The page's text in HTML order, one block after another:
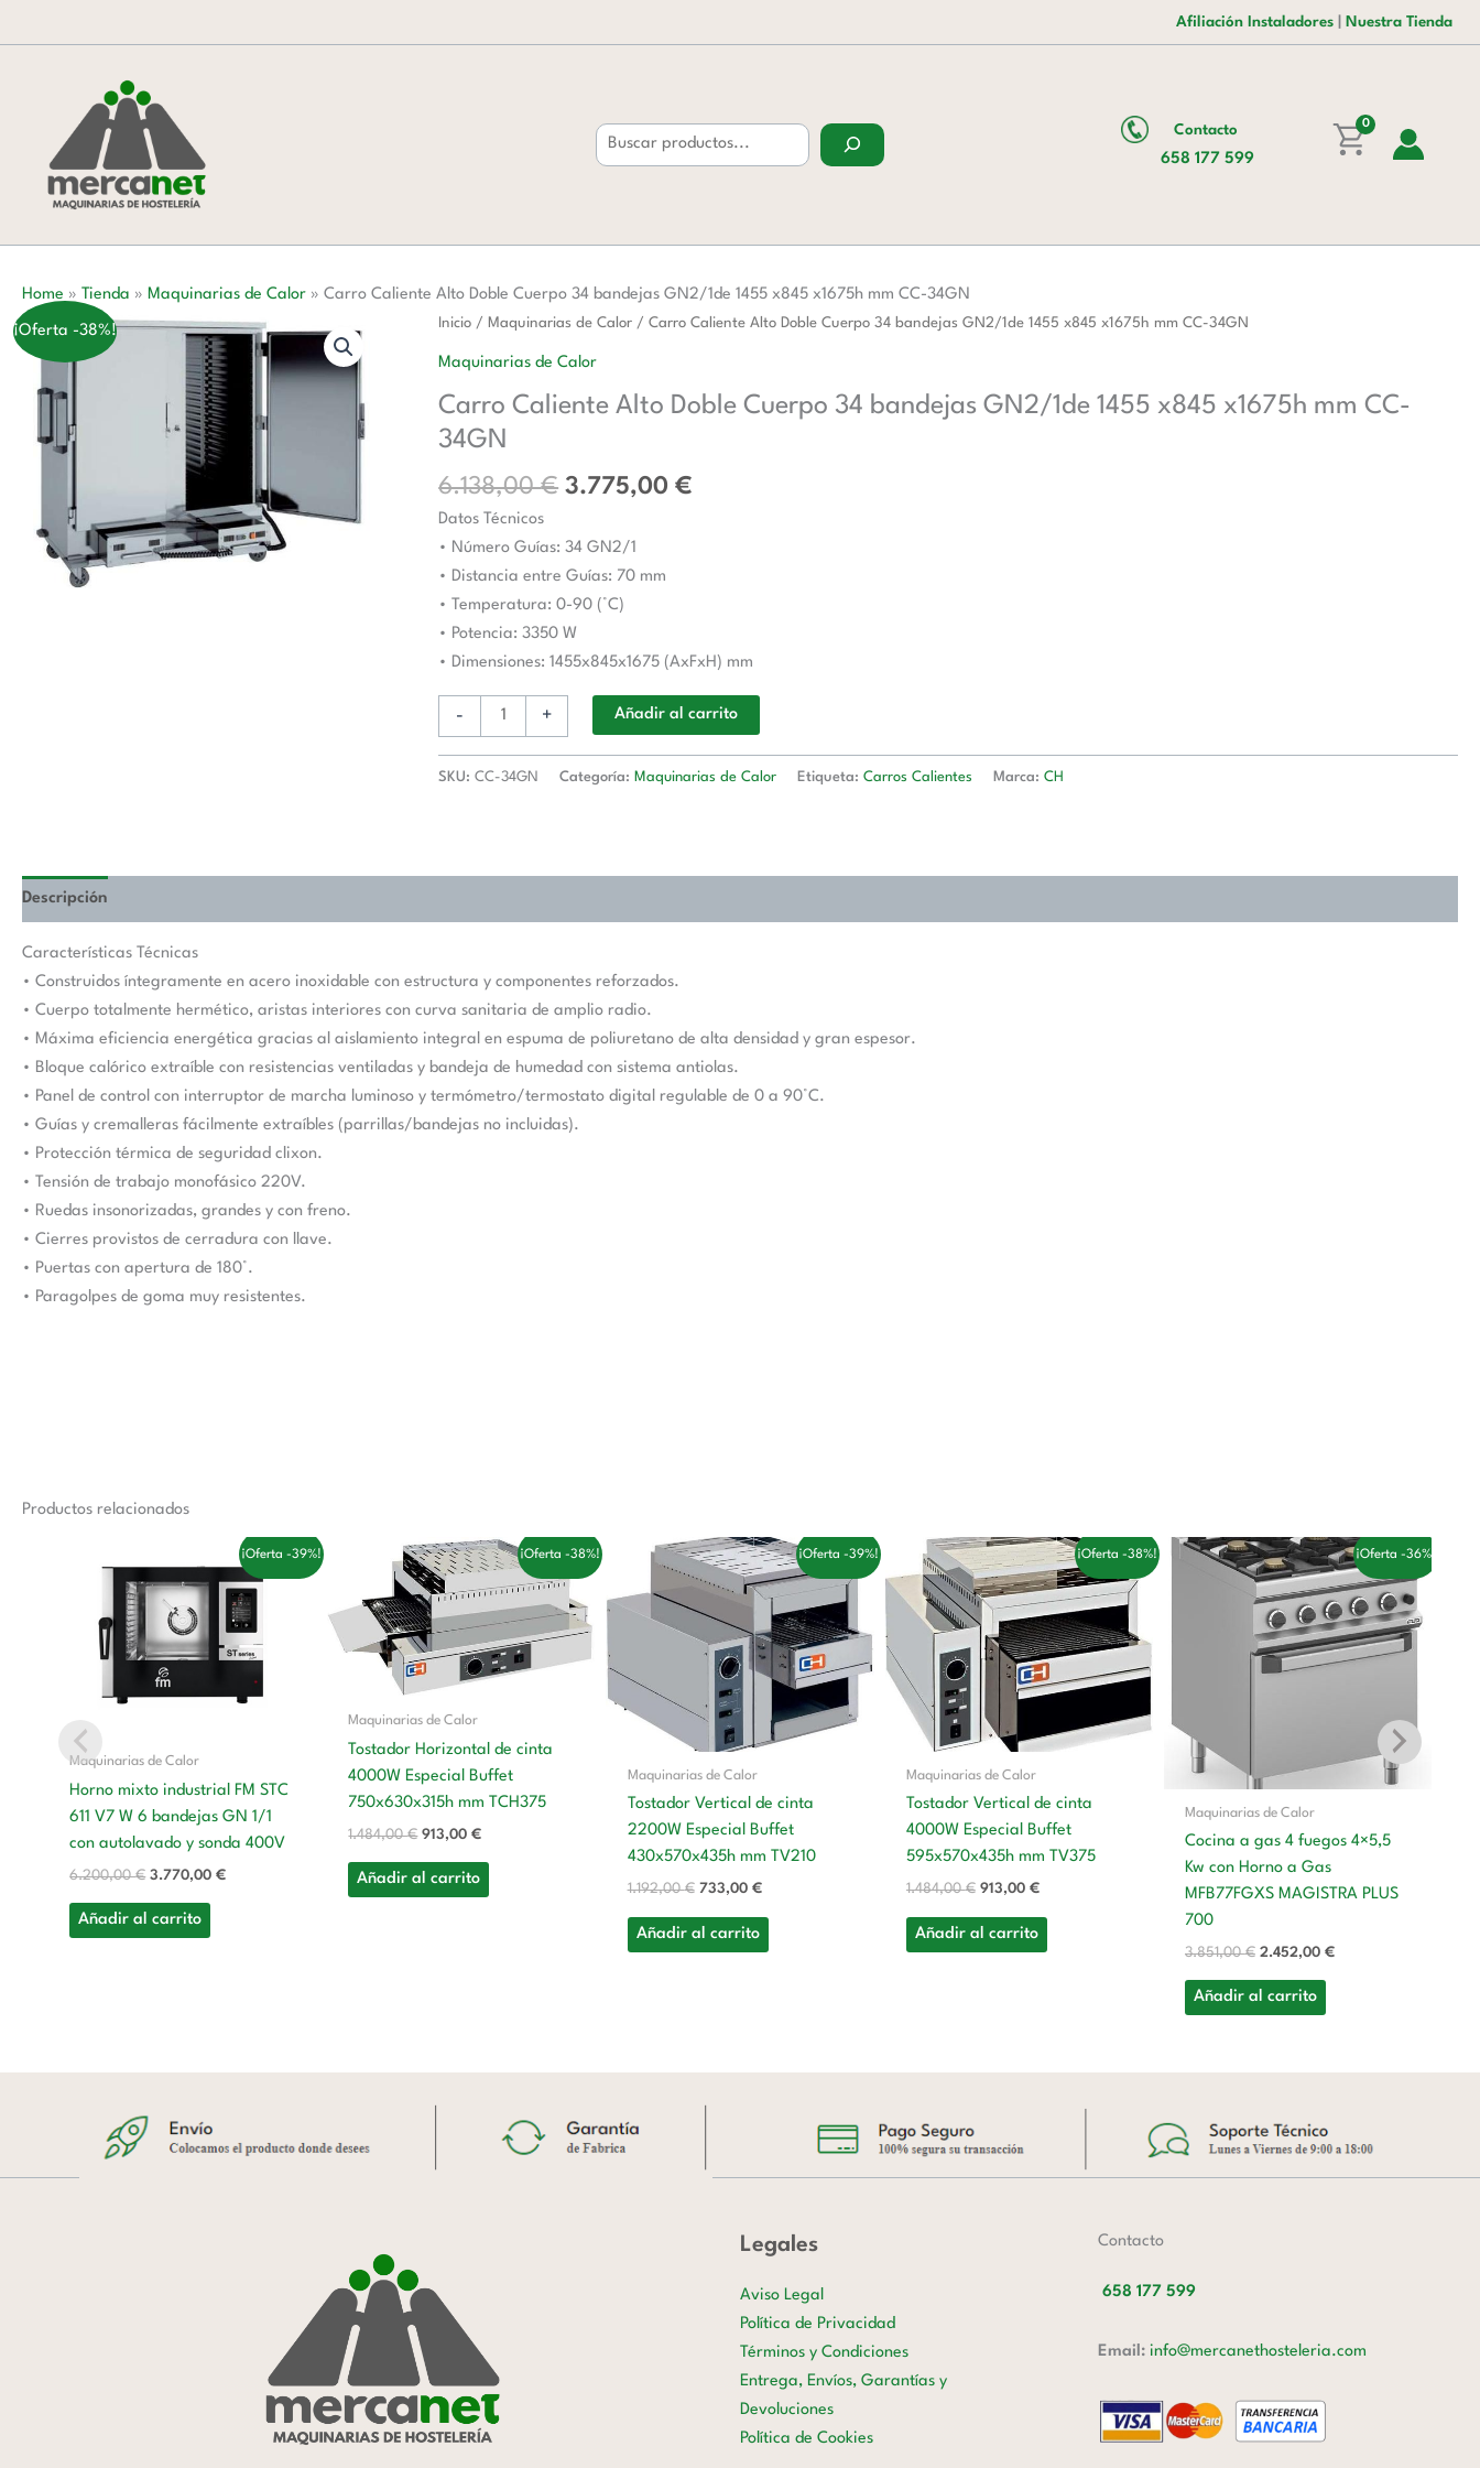
al
Afiliación Instaladores Nuestra Tienda
Contacto
658 177 599
0
Home » Tienda » Maquinarias de Calor » Carro Caliente Alto Doble Cuerpo 34 bandejas GN2/1de 1455 x845 x1675h mm CC-34GN
¡Oferta -38%! Inicio / Maquinarias de Calor / Carro Caliente Alto Doble Cuerpo 34 bandejas GN2/1de 1455 x845 x1675h mm CC-34GN
Maquinarias de Calor
Carro Caliente Alto Doble Cuerpo 34 bandejas GN2/1de 1455 x845 x1675h mm CC-
34GN
6.138,00€
El
precio
era:
3.775,00€
El
es:
Datos Técnicos
• Número Guías: 34 GN2/1
• Distancia entre Guías: 70 mm
• Temperatura: 0-90 (°C)
• Potencia: 3350 W
• Dimensiones: 1455x845x1675 (AxFxH) mm
-
Carro
Doble
Cuerpo
bandejas
GN2/1de
1455
x845
x1675h
mm
CC-
34GN
+ Añadir al carrito
SKU:CC-34GN Categoría: Maquinarias de Calor Etiqueta:Carros Calientes Marca:CH
Descripción
Características Técnicas
• Construidos íntegramente en acero inoxidable con estructura y componentes reforzados.
• Cuerpo totalmente hermético, aristas interiores con curva sanitaria de amplio radio.
• Máxima eficiencia energética gracias al aislamiento integral en espuma de poliuretano de alta densidad y gran espesor.
• Bloque calórico extraíble con resistencias ventiladas y bandeja de humedad con sistema antiolas.
• Panel de control con interruptor de marcha luminoso y termómetro/termostato digital regulable de 0 a 90°C.
• Guías y cremalleras fácilmente extraíbles (parrillas/bandejas no incluidas).
• Protección térmica de seguridad clixon.
• Tensión de trabajo monofásico 220V.
• Ruedas insonorizadas, grandes y con freno.
• Cierres provistos de cerradura con llave.
• Puertas con apertura de 180°.
• Paragolpes de goma muy resistentes.
Productos relacionados
¡Oferta -39%!
Maquinarias de Calor
Horno mixto industrial FM STC
611 V7 W 6 bandejas GN 1/1
con autolavado y sonda 400V
6.200,00€
precio
original
era:
6.200,00 €.
3.770,00€
precio
actual
es:
3.770,00 €.
Añadir al carrito
¡Oferta -38%!
Maquinarias de Calor
Tostador Horizontal de cinta
4000W Especial Buffet
750x630x315h mm TCH375
1.484,00€
El
precio
original
era:
1.484,00 €.
913,00€
El
precio
actual
913,00 €.
Añadir al carrito
¡Oferta -39%!
Maquinarias de Calor
Tostador Vertical de cinta
2200W Especial Buffet
430x570x435h mm TV210
1.192,00€
El
precio
original
1.192,00 €.
733,00 €
El
precio
actual
es:
733,00 €.
Añadir al carrito
¡Oferta -38%!
Maquinarias de Calor
Tostador Vertical de cinta
4000W Especial Buffet
595x570x435h mm TV375
1.484,00€
El
precio
original
era:
1.484,00 €.
913,00 €
El
precio
actual
es:
913,00 €.
Añadir al carrito
¡Oferta -36%!
Maquinarias de Calor
Cocina a gas 4 fuegos 4×5,5
Kw con Horno a Gas
MFB77FGXS MAGISTRA PLUS
700
3.851,00€
El
precio
original
era:
3.851,00 €.
2.452,00 €
El
precio
actual
es:
2.452,00 €.
Añadir al carrito
Legales
Aviso Legal
Política de Privacidad
Términos y Condiciones
Entrega, Envíos, Garantías y
Devoluciones
Política de Cookies
Contacto
658 177 599
Email: info@mercanethosteleria.com
6.138,00 €.3.775,00 €.
Cuerpo
GN2/1de
mm